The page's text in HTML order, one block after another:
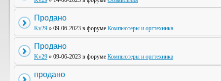
Продано
Kv29 » 09-06-2023 в форуме Компьютеры и оргтехника
Продано
Kv29 » 09-06-2023 в форуме Компьютеры и оргтехника
продано